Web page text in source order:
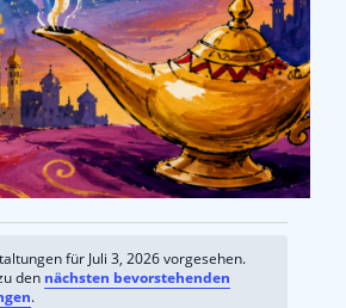
für Juli 3, 2026 vorgesehen.
den nächsten bevorstehenden
.